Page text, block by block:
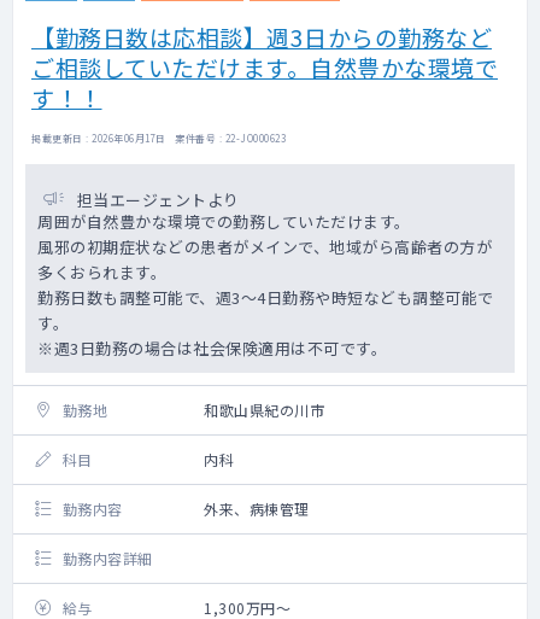
【勤務日数は応相談】週3日からの勤務など
ご相談していただけます。自然豊かな環境で
す！！
掲載更新日 : 2026年06月17日 案件番号 : 22-JO000623
担当エージェントより
周囲が自然豊かな環境での勤務していただけます。
風邪の初期症状などの患者がメインで、地域がら高齢者の方が
多くおられます。
勤務日数も調整可能で、週3～4日勤務や時短なども調整可能で
す。
※週3日勤務の場合は社会保険適用は不可です。
勤務地 和歌山県紀の川市
科目 内科
勤務内容 外来、病棟管理
勤務内容詳細
給与 1,300万円～